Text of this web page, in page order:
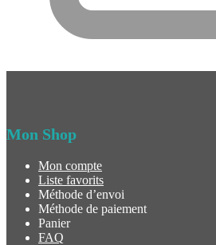
Mon Shop
Mon compte
Liste favorits
Méthode d’envoi
Méthode de paiement
Panier
FAQ